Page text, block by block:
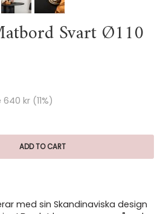
Svart Ø110
640 kr (11%)
ADD TO CART
med sin Skandinaviska design